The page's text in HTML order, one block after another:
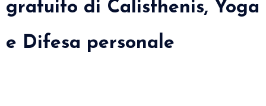
gratuito di Calisthenis, Yoga
e Difesa personale